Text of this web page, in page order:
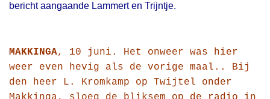
bericht aangaande Lammert en Trijntje.
MAKKINGA, 10 juni. Het onweer was hier
weer even hevig als de vorige maal.. Bij
den heer L. Kromkamp op Twijtel onder